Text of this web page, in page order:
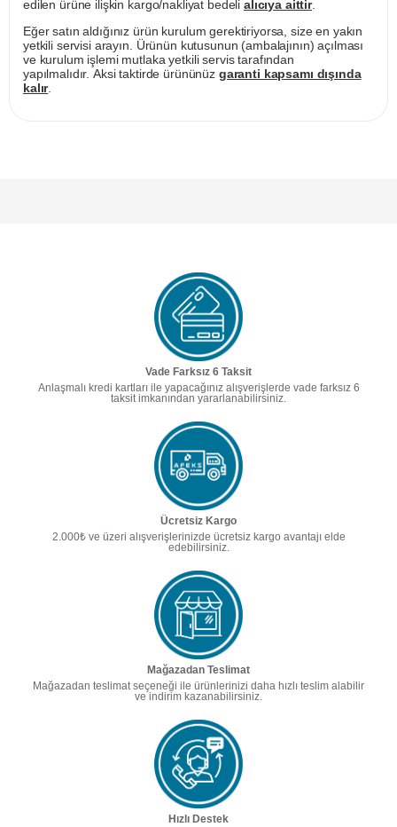
edilen ürüne ilişkin kargo/nakliyat bedeli alıcıya aittir.
Eğer satın aldığınız ürün kurulum gerektiriyorsa, size en yakın
yetkili servisi arayın. Ürünün kutusunun (ambalajının) açılması
ve kurulum işlemi mutlaka yetkili servis tarafından
yapılmalıdır. Aksi taktirde ürününüz garanti kapsamı dışında
kalır.
Vade Farksız 6 Taksit
Anlaşmalı kredi kartları ile yapacağınız alışverişlerde vade farksız 6
taksit imkanından yararlanabilirsiniz.
Ücretsiz Kargo
2.000₺ ve üzeri alışverişlerinizde ücretsiz kargo avantajı elde
edebilirsiniz.
Mağazadan Teslimat
Mağazadan teslimat seçeneği ile ürünlerinizi daha hızlı teslim alabilir
ve indirim kazanabilirsiniz.
Hızlı Destek